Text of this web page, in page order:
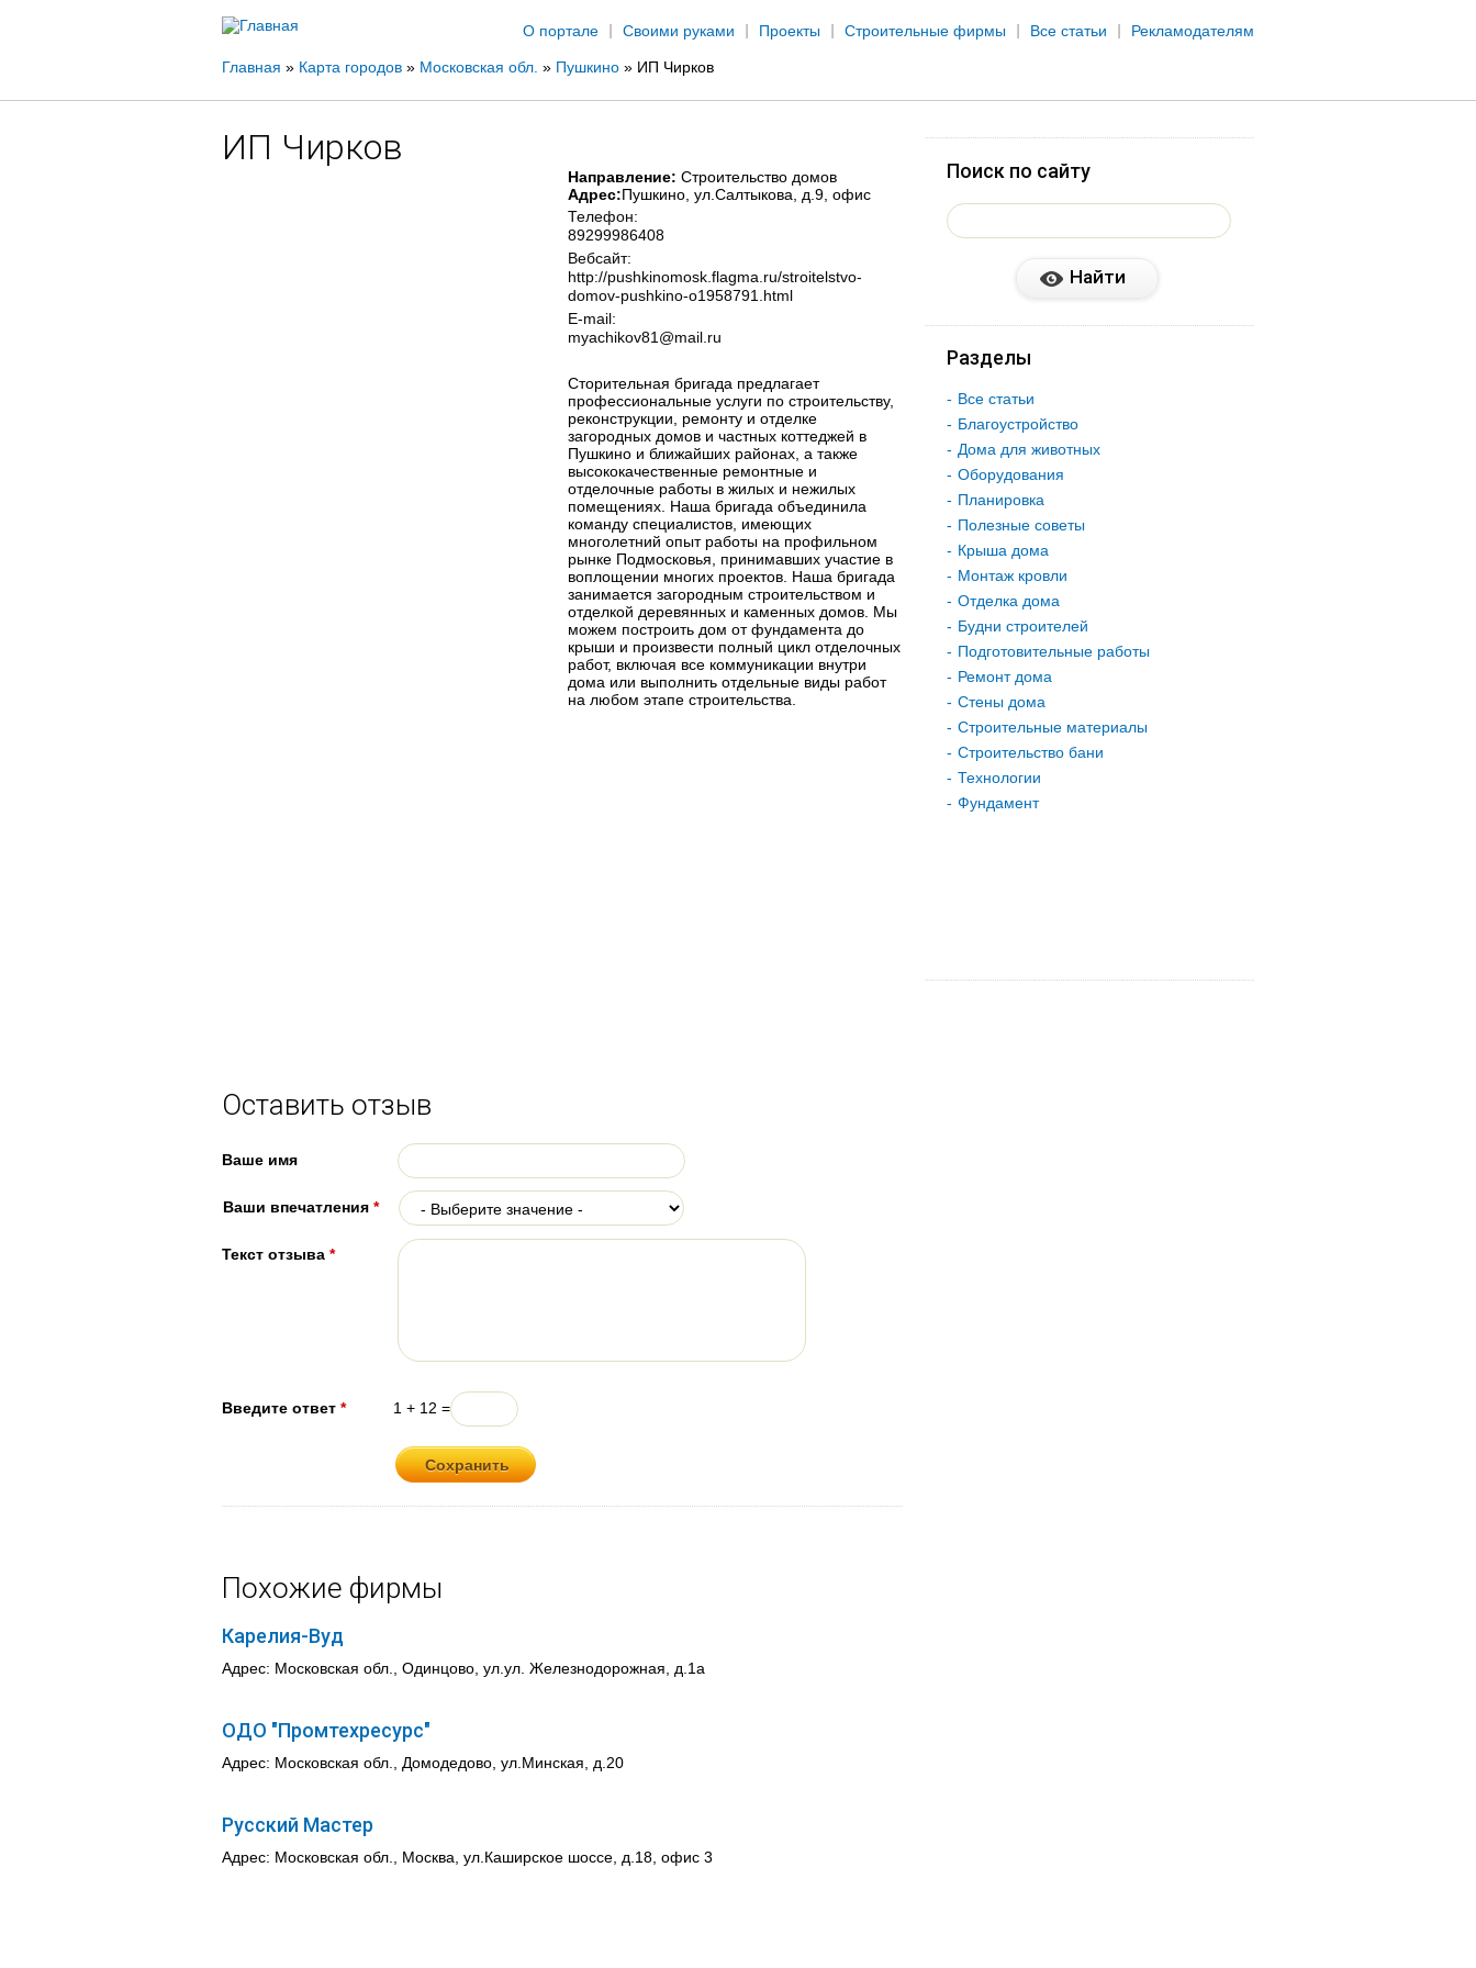
О портале
Своими руками Проекты Строительные фирмы Все статьи Рекламодателям
Вы
здесь
Главная » Карта городов » Московская обл. » Пушкино » ИП Чирков
ИП Чирков
Направление: Строительство домов
Адрес:Пушкино , ул.Салтыкова, д.9, офис
Телефон:
89299986408
Вебсайт:
http://pushkinomosk.flagma.ru/stroitelstvo-
domov-pushkino-o1958791.html
E-mail:
myachikov81@mail.ru
Сторительная бригада предлагает
профессиональные услуги по строительству,
реконструкции, ремонту и отделке
загородных домов и частных коттеджей в
Пушкино и ближайших районах, а также
высококачественные ремонтные и
отделочные работы в жилых и нежилых
помещениях. Наша бригада объединила
команду специалистов, имеющих
многолетний опыт работы на профильном
рынке Подмосковья, принимавших участие в
воплощении многих проектов. Наша бригада
занимается загородным строительством и
отделкой деревянных и каменных домов. Мы
можем построить дом от фундамента до
крыши и произвести полный цикл отделочных
работ, включая все коммуникации внутри
дома или выполнить отдельные виды работ
на любом этапе строительства.
Оставить отзыв
Ваше имя
Ваши впечатления *
Текст отзыва *
Введите ответ * 1 + 12 =
Похожие фирмы
Карелия-Вуд
Адрес: Московская обл., Одинцово, ул.ул. Железнодорожная, д.1а
ОДО "Промтехресурс"
Адрес: Московская обл., Домодедово, ул.Минская, д.20
Русский Мастер
Адрес: Московская обл., Москва, ул.Каширское шоссе, д.18, офис 3
Поиск по сайту
Разделы
Все статьи
Благоустройство
Дома для животных
Оборудования
Планировка
Полезные советы
Крыша дома
Монтаж кровли
Отделка дома
Будни строителей
Подготовительные работы
Ремонт дома
Стены дома
Строительные материалы
Строительство бани
Технологии
Фундамент